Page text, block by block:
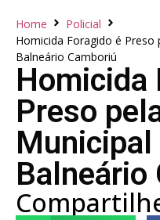
Home
Policial
Homicida Foragido é Preso
Balneário Camboriú
Homicida
Preso
Municipal
Balneário